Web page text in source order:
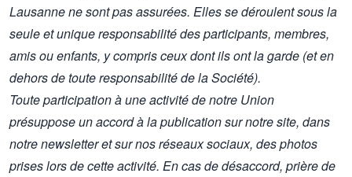
Lausanne ne sont pas assurées. Elles se déroulent sous la
seule et unique responsabilité des participants, membres,
amis ou enfants, y compris ceux dont ils ont la garde (et en
dehors de toute responsabilité de la Société).
Toute participation à une activité de notre Union
présuppose un accord à la publication sur notre site, dans
notre newsletter et sur nos réseaux sociaux, des photos
prises lors de cette activité. En cas de désaccord, prière de